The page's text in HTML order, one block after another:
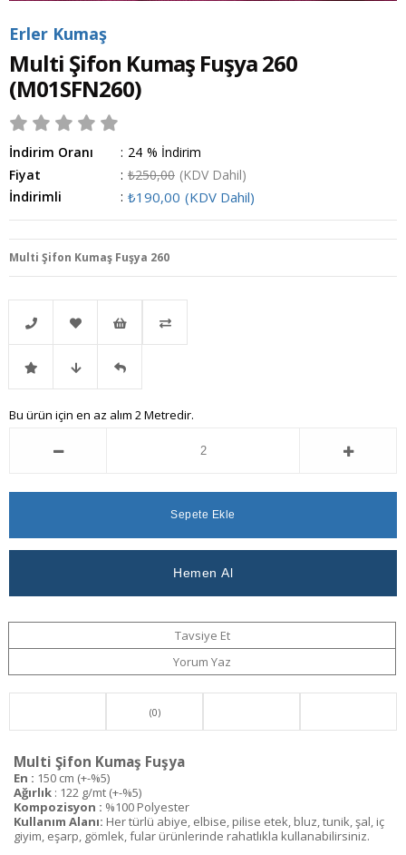
Erler Kumaş
Multi Şifon Kumaş Fuşya 260
(M01SFN260)
İndirim Oranı : %
24
İndirim
Fiyat
: ₺250,00 (KDV Dahil)
İndirimli
: ₺190,00 (KDV Dahil)
Multi Şifon Kumaş Fuşya 260
Telefonla
Sipariş
Favorilere
Ekle
İstek
Listeme
İndirimli Fiyat
Ver
Gelince
Bu ürün için en az alım 2 Metredir.
Tavsiye Et
Yorum Yaz
(0)
Multi Şifon Kumaş Fuşya
En : 150 cm (+-%5)
Ağırlık : 122 g/mt (+-%5)
Kompozisyon : %100 Polyester
Kullanım Alanı: Her türlü abiye, elbise, pilise etek, bluz, tunik, şal, iç
giyim, eşarp, gömlek, fular ürünlerinde rahatlıkla kullanabilirsiniz.